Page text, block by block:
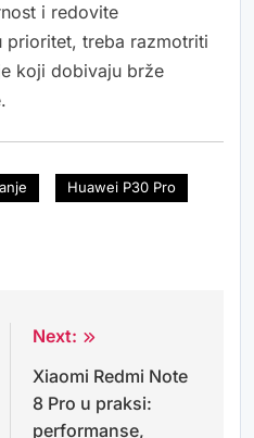
i redovite
prioritet, treba razmotriti
koji dobivaju brže
Huawei P30 Pro
Next:
Xiaomi Redmi Note
8 Pro u praksi:
performanse,